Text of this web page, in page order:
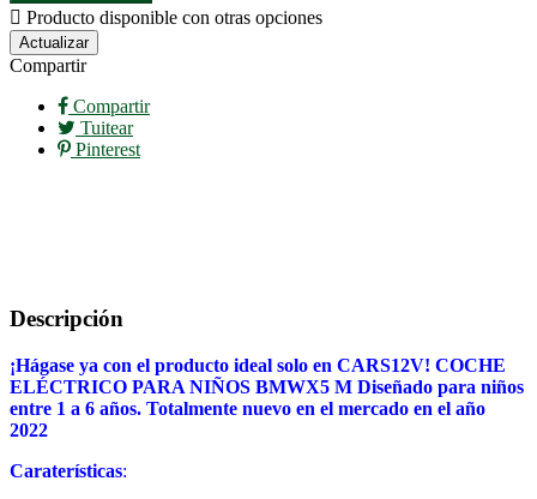
 Producto disponible con otras opciones
Compartir
Compartir
Tuitear
Pinterest
Descripción
¡Hágase ya con el producto ideal solo en CARS12V! COCHE
ELÉCTRICO PARA NIÑOS BMWX5 M Diseñado para niños
entre 1 a 6 años. Totalmente nuevo en el mercado en el año
2022
Caraterísticas: